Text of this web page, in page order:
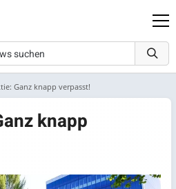
Ganz knapp verpasst!
knapp